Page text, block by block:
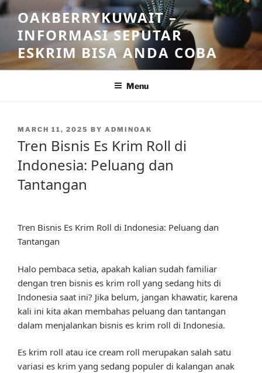
Skip
to
content
OAKBERRYKUWAIT –
INFORMASI SEPUTAR
ESKRIM BISA ANDA COBA
Menu
POSTED
MARCH 11, 2025 BY ADMINOAK
Tren Bisnis Es Krim Roll di
Indonesia: Peluang dan
Tantangan
Tren Bisnis Es Krim Roll di Indonesia: Peluang dan
Tantangan
Halo pembaca setia, apakah kalian sudah familiar
dengan tren bisnis es krim roll yang sedang hits di
Indonesia saat ini? Jika belum, jangan khawatir, karena
kali ini kita akan membahas peluang dan tantangan
dalam menjalankan bisnis es krim roll di Indonesia.
Es krim roll atau ice cream roll merupakan salah satu
variasi es krim yang sedang populer di kalangan anak